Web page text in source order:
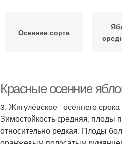
Осенние сорта
Красные осенние
3. Жигулёвское - осеннего
Зимостойкость средняя, плоды
относительно редкая. Плоды